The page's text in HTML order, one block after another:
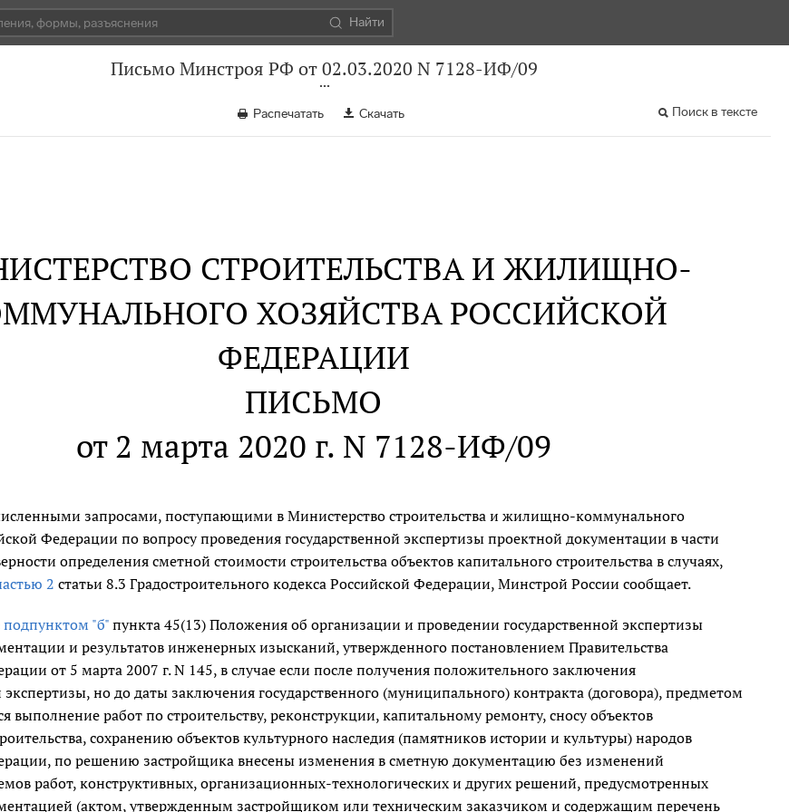
Найти
Письмо Минстроя РФ от 02.03.2020 N 7128-ИФ/09
Распечатать Скачать Поиск в тексте
СТРОИТЕЛЬСТВА И ЖИЛИЩНО-
ХОЗЯЙСТВА РОССИЙСКОЙ
ФЕДЕРАЦИИ
ПИСЬМО
от 2 марта 2020 г. N 7128-ИФ/09
запросами, поступающими в Министерство строительства и жилищно-коммунального
Федерации по вопросу проведения государственной экспертизы проектной документации в части
определения сметной стоимости строительства объектов капитального строительства в случаях,
2 статьи 8.3 Градостроительного кодекса Российской Федерации, Минстрой России сообщает.
подпунктом "б"пункта 45(13) Положения об организации и проведении государственной экспертизы
и результатов инженерных изысканий, утвержденного постановлением Правительства
от 5 марта 2007 г. N 145, в случае если после получения положительного заключения
экспертизы, но до даты заключения государственного (муниципального) контракта (договора), предметом
выполнение работ по строительству, реконструкции, капитальному ремонту, сносу объектов
сохранению объектов культурного наследия (памятников истории и культуры) народов
по решению застройщика внесены изменения в сметную документацию без изменений
работ, конструктивных, организационных-технологических и других решений, предусмотренных
(актом, утвержденным застройщиком или техническим заказчиком и содержащим перечень